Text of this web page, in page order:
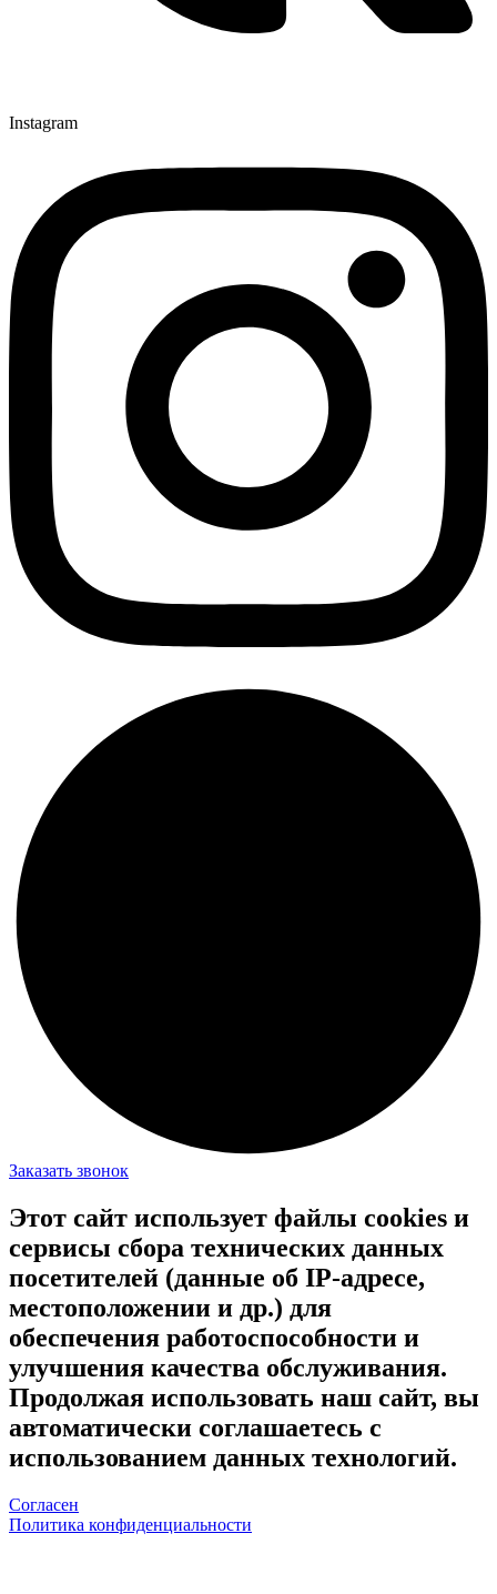
Instagram
Заказать звонок
Этот сайт использует файлы cookies и
сервисы сбора технических данных
посетителей (данные об IP-адресе,
местоположении и др.) для
обеспечения работоспособности и
улучшения качества обслуживания.
Продолжая использовать наш сайт, вы
автоматически соглашаетесь с
использованием данных технологий.
Согласен
Политика конфиденциальности